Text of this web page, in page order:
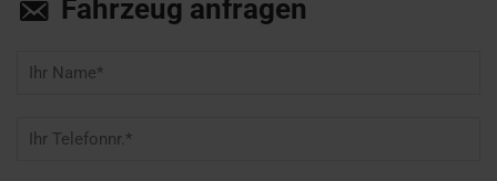
Fahrzeug anfragen